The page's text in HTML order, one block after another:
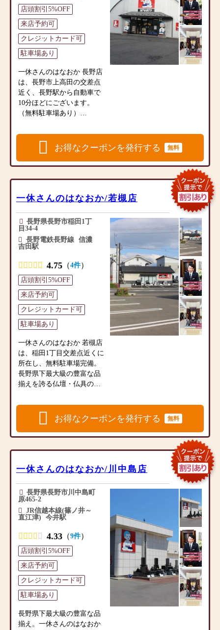
店頭割引5%OFF
来店予約可
クレジットカード可
駐車場あり
一休さんのはなおか 長野店
は、長野市上高田の交差点
近く、長野駅から自動車で
10分ほどにございます。
（無料駐車場あり）
間にも置きやすいモダン仏
壇やタンスの上に置く上置
仏壇、伝統的な大型仏壇
（金仏壇）などを始め、常
内には墓石展示場もござい
ます。毎日のお参りに欠か
せないお線香やローソク、
フラワーアレンジメントな
どの小物商品の品揃えも充
実、専門店として地域の皆
よう営業しております。
【ご希望やお悩みをご相談
ください】
私たちは商品を販売するだ
けでなく、お客様のご供養
のお気持ちに寄り添いたい
と思っております。
お客様のお話をお聞きでき
るよう、プロのアドバイザ
ーが丁寧に対応いたしま
す。どうぞ、お気軽にお声
【仏事に必要な商品を豊富
に品揃え】
お線香やローソクなど日常
め、家具調デザインが特徴
で洋間にも置きやすいモダ
ン仏壇やタンスの上に置く
上置仏壇、伝統的な大型仏
壇（金仏壇）なども取り揃
えております。また、敷地
内には墓石展示場もござい
専門店として地域の皆様の
ご要望にお応えできるよ
う、商品情報に精通したア
ドバイザーが常駐しており
ます。
【店舗情報】
◎取扱い商品仏壇、仏具、
位牌、念珠、線香、ローソ
お得なクーポンを発行する 無料
一休さんのはなおか/若槻店
長野県長野市稲田1丁
目34-4
長野電鉄長野線
信濃
吉田駅
4.75 （4件）
店頭割引5%OFF
来店予約可
クレジットカード可
駐車場あり
一休さんのはなおか 若槻店
は、稲田1丁目交差点近くに
所在し、無料駐車場完備。
長野県下最大級の豊富な品
揃えを誇る仏壇・仏具の専
気軽に立ち寄れる明るい雰
囲気のお店を目指し、充実
した品揃えと丁寧な接客を
心がけております。家具調
ンスの上に置く上置仏壇、
伝統的な大型仏壇、金仏壇
などを始め、常時200点ほど
のお仏壇を取り揃えており
ます。また、毎日のお参り
に欠かせないお線香やロー
ントなどの小物商品の品揃
えも充実、専門店として地
域の皆様のご要望にお応え
できるよう営業しておりま
す。
【ご希望やお悩みをご相談
ください】
私たちは商品を販売するだ
お得なクーポンを発行する 無料
一休さんのはなおか/川中島店
長野県長野市川中島町
原465-2
JR信越本線(篠ノ井～
直江津)
今井駅
4.33 （9件）
店頭割引5%OFF
来店予約可
クレジットカード可
駐車場あり
長野県下最大級の豊富な品
揃え。一休さんのはなおか